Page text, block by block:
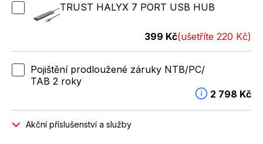
TRUST HALYX 7 PORT USB HUB
399 Kč(ušetříte 220 Kč)
Pojištění prodloužené záruky NTB/PC/
TAB 2 roky
2 798 Kč
Akční příslušenství a služby